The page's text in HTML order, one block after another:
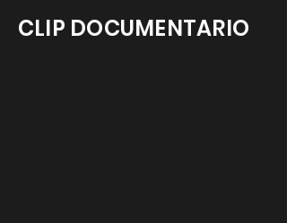
CLIP DOCUMENTARIO